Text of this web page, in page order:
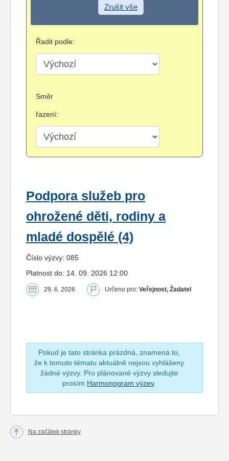
Zrušit vše
Řadit podle:
Směr
řazení:
Podpora služeb pro
ohrožené děti, rodiny a
mladé dospělé (4)
Číslo výzvy: 085
Platnost do: 14. 09. 2026 12:00
29. 6. 2026 Určeno pro: Veřejnost, Žadatel
Pokud je tato stránka prázdná, znamená to,
že k tomuto tématu aktuálně nejsou vyhlášeny
žádné výzvy. Pro plánované výzvy sledujte
prosím Harmonogram výzev.
Na začátek stránky